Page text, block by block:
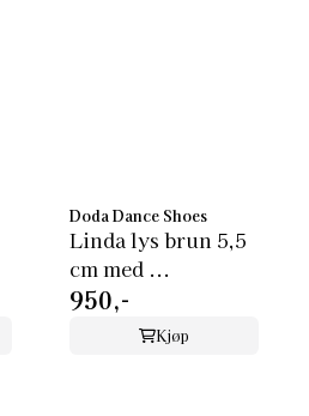
Doda Dance Shoes
Linda lys brun 5,5
cm med ...
950,-
Kjøp